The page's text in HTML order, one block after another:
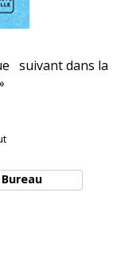
suivant dans la
Bureau